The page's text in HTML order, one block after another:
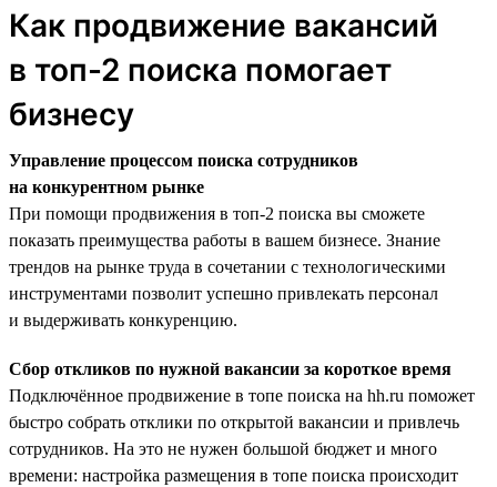
Как продвижение вакансий
в топ-2 поиска помогает
бизнесу
Управление процессом поиска сотрудников
на конкурентном рынке
При помощи продвижения в топ-2 поиска вы сможете
показать преимущества работы в вашем бизнесе. Знание
трендов на рынке труда в сочетании с технологическими
инструментами позволит успешно привлекать персонал
и выдерживать конкуренцию.
Сбор откликов по нужной вакансии за короткое время
Подключённое продвижение в топе поиска на hh.ru поможет
быстро собрать отклики по открытой вакансии и привлечь
сотрудников. На это не нужен большой бюджет и много
времени: настройка размещения в топе поиска происходит